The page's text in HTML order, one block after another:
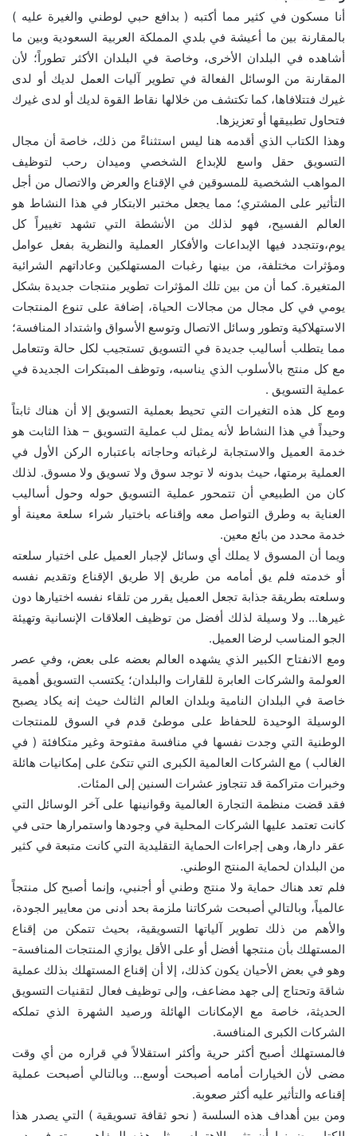
أنا مسكون في كثير مما أكتبه ( بدافع حبي لوطني والغيرة عليه )
بالمقارنة بين ما أعيشة في بلدي المملكة العربية السعودية وبين ما
أشاهده في البلدان الأخرى، وخاصة في البلدان الأكثر تطوراً؛ لأن
المقارنة من الوسائل الفعالة في تطوير آليات العمل لديك أو لدى
غيرك فتتلافاها، كما تكتشف من خلالها نقاط القوة لديك أو لدى غيرك
فتحاول تطبيقها أو تعزيزها.
وهذا الكتاب الذي أقدمه هنا ليس استثناءً من ذلك، خاصة أن مجال
التسويق حقل واسع للإبداع الشخصي وميدان رحب لتوظيف
المواهب الشخصية للمسوقين في الإقناع والعرض والاتصال من أجل
التأثير على المشتري؛ مما يجعل مختبر الابتكار في هذا النشاط هو
العالم الفسيح، فهو لذلك من الأنشطة التي تشهد تغييراً كل
يوم،وتتجدد فيها الإبداعات والأفكار العملية والنظرية بفعل عوامل
ومؤثرات مختلفة، من بينها رغبات المستهلكين وعاداتهم الشرائية
المتغيرة. كما أن من بين تلك المؤثرات تطوير منتجات جديدة بشكل
يومي في كل مجال من مجالات الحياة، إضافة على تنوع المنتجات
الاستهلاكية وتطور وسائل الاتصال وتوسع الأسواق واشتداد المنافسة؛
مما يتطلب أساليب جديدة في التسويق تستجيب لكل حالة وتتعامل
مع كل منتج بالأسلوب الذي يناسبه، وتوظف المبتكرات الجديدة في
عملية التسويق .
ومع كل هذه التغيرات التي تحيط بعملية التسويق إلا أن هناك ثابتاً
وحيداً في هذا النشاط لأنه يمثل لب عملية التسويق – هذا الثابت هو
خدمة العميل والاستجابة لرغباته وحاجاته باعتباره الركن الأول في
العملية برمتها، حيث بدونه لا توجد سوق ولا تسويق ولا مسوق. لذلك
كان من الطبيعي أن تتمحور عملية التسويق حوله وحول أساليب
العناية به وطرق التواصل معه وإقناعه باختيار شراء سلعة معينة أو
خدمة محدد من بائع معين.
ويما أن المسوق لا يملك أي وسائل لإجبار العميل على اختيار سلعته
أو خدمته فلم يق أمامه من طريق إلا طريق الإقناع وتقديم نفسه
وسلعته بطريقة جذابة تجعل العميل يقرر من تلقاء نفسه اختيارها دون
غيرها… ولا وسيلة لذلك أفضل من توظيف العلاقات الإنسانية وتهيئة
الجو المناسب لرضا العميل.
ومع الانفتاح الكبير الذي يشهده العالم بعضه على بعض، وفي عصر
العولمة والشركات العابرة للقارات والبلدان؛ يكتسب التسويق أهمية
خاصة في البلدان النامية وبلدان العالم الثالث حيث إنه يكاد يصبح
الوسيلة الوحيدة للحفاظ على موطئ قدم في السوق للمنتجات
الوطنية التي وجدت نفسها في منافسة مفتوحة وغير متكافئة ( في
الغالب ) مع الشركات العالمية الكبرى التي تتكئ على إمكانيات هائلة
وخبرات متراكمة قد تتجاوز عشرات السنين إلى المئات.
فقد قضت منظمة التجارة العالمية وقوانينها على آخر الوسائل التي
كانت تعتمد عليها الشركات المحلية في وجودها واستمرارها حتى في
عقر دارها، وهى إجراءات الحماية التقليدية التي كانت متبعة في كثير
من البلدان لحماية المنتج الوطني.
فلم تعد هناك حماية ولا منتج وطني أو أجنبي، وإنما أصبح كل منتجاً
عالمياً، وبالتالي أصبحت شركاتنا ملزمة بحد أدنى من معايير الجودة،
والأهم من ذلك تطوير آلياتها التسويقية، بحيث تتمكن من إقناع
المستهلك بأن منتجها أفضل أو على الأقل يوازي المنتجات المنافسة-
وهو في بعض الأحيان يكون كذلك، إلا أن إقناع المستهلك بذلك عملية
شاقة وتحتاج إلى جهد مضاعف، وإلى توظيف فعال لتقنيات التسويق
الحديثة، خاصة مع الإمكانات الهائلة ورصيد الشهرة الذي تملكه
الشركات الكبرى المنافسة.
فالمستهلك أصبح أكثر حرية وأكثر استقلالاً في قراره من أي وقت
مضى لأن الخيارات أمامه أصبحت أوسع… وبالتالي أصبحت عملية
إقناعه والتأثير عليه أكثر صعوبة.
ومن بين أهداف هذه السلسة ( نحو ثقافة تسويقية ) التي يصدر هذا